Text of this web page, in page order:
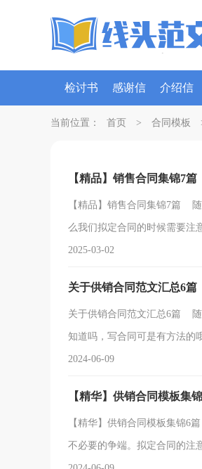
检讨书 感谢信 介绍信
策划书 请假条
当前位置： 首页 > 合同模板
【精品】销售合同集锦7篇
【精品】销售合同集锦7篇
么我们拟定合同的时候需要注
2025-03-02
关于供销合同范文汇总6篇
关于供销合同范文汇总6篇 随
知道吗，写合同可是有方法的
2024-06-09
【精华】供销合同模板集
【精华】供销合同模板集锦6
不必要的争端。拟定合同的注